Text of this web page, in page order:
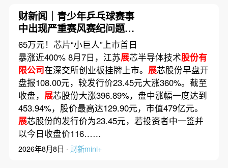
财新闻｜青少年乒乓球赛事
中出现严重赛风赛纪问题，
乒协发文
65万元！芯片“小巨人”上市首日
暴涨近400% 8月7日，江苏展芯半导体技术股份有
限公司在深交所创业板挂牌上市。 展芯股份早盘开
盘报108.00元，较发行价23.45元大涨360%。截至
收盘， 展芯股份大涨396.89%，盘中涨幅一度达到
453.94%，股价最高达129.90元，市值479亿元。
展芯股份的发行价为23.45元，若投资者中一签并
以今日收盘价116……
2026年8月8日 · 财新mini+